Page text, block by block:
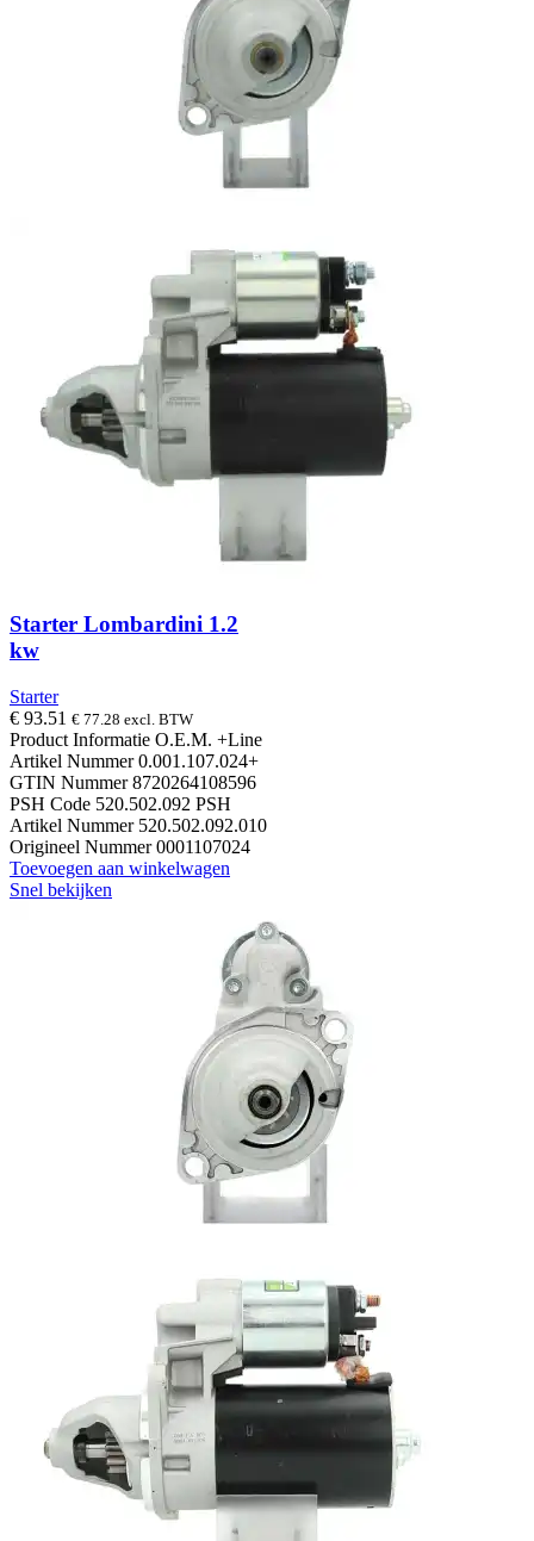
Starter Lombardini 1.2
kw
Starter
€ 93.51 € 77.28 excl. BTW
Product Informatie O.E.M. +Line
Artikel Nummer 0.001.107.024+
GTIN Nummer 8720264108596
PSH Code 520.502.092 PSH
Artikel Nummer 520.502.092.010
Origineel Nummer 0001107024
Toevoegen aan winkelwagen
Snel bekijken